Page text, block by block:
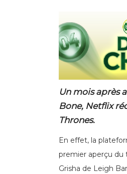
Un mois après
Bone, Netflix
Thrones.
En effet, la
premier aperçu du
Grisha de Leigh